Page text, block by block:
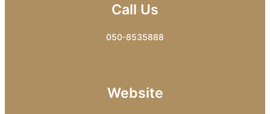
Call Us
050-8535888
Website